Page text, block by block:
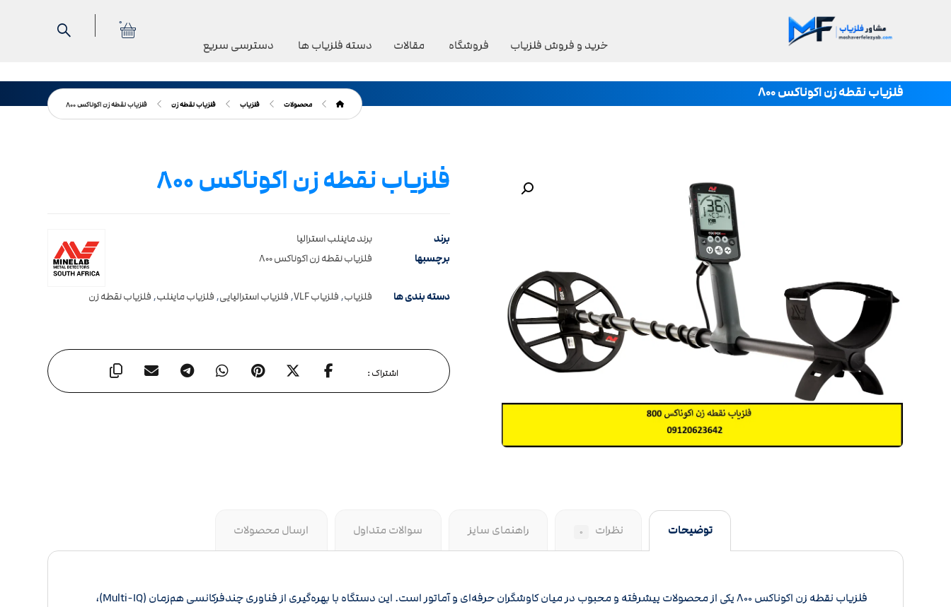
0
خرید و فروش فلزیاب فروشگاه مقالات دسته فلزیاب ها دسترسی سریع
فلزیاب نقطه زن اکوناکس ۸۰۰
محصولات فلزیاب فلزیاب نقطه زن فلزیاب نقطه زن اکوناکس ۸۰۰
فلزیاب نقطه زن اکوناکس ۸۰۰
برند برند ماینلب استرالیا
برچسبها فلزیاب نقطه زن اکوناکس ۸۰۰
دسته بندی ها فلزیاب, فلزیاب VLF , فلزیاب استرالیایی, فلزیاب ماینلب, فلزیاب نقطه زن
توضیحات نظرات ۰ راهنمای سایز سوالات متداول ارسال محصولات
فلزیاب نقطه زن اکوناکس ۸۰۰ یکی از محصولات پیشرفته و محبوب در میان کاوشگران حرفه‌ای و آماتور است. این دستگاه با بهره‌گیری از فناوری چندفرکانسی هم‌زمان (Multi-IQ)،